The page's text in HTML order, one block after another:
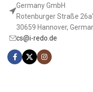
Germany GmbH
Rotenburger Straße
30659 Hannover,
cs@i-redo.de